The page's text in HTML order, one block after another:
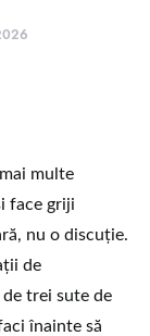
multe
face griji
nu o discuție.
de
trei sute de
înainte să